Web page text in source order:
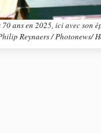
ans en 2025, ici avec son
Reynaers / Photonews/